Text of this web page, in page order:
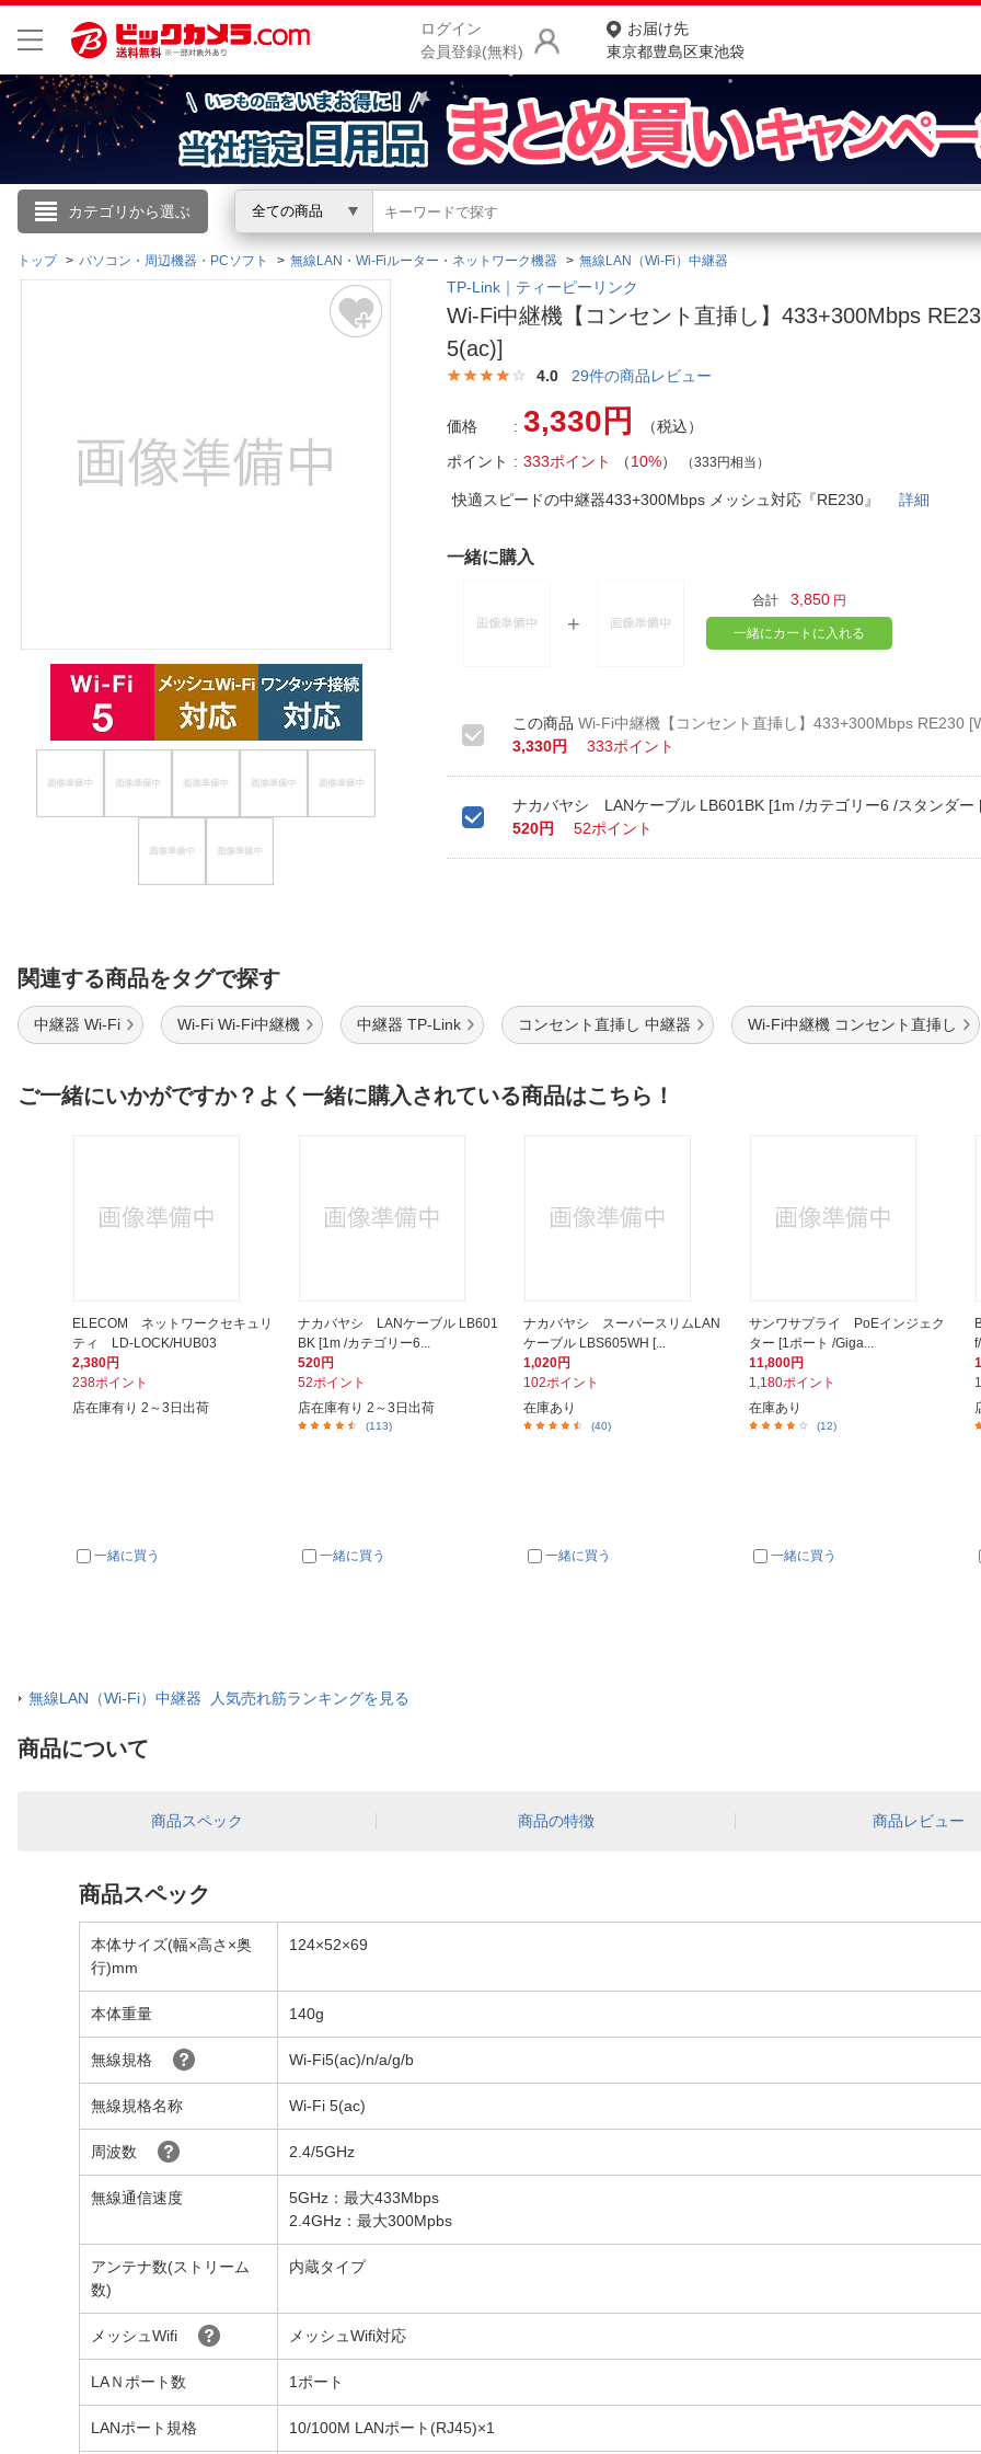
ログイン
会員登録(無料)
お届け先
東京都豊島区東池袋
カテゴリから選ぶ 全ての商品
こんにちは
ログイン
閲覧履歴
商品をさがす
ランキングからさがす
カテゴリ一覧からさがす
お客様サポート
ご利用ガイド
よくある質問・お問合せ
トップ パソコン・周辺機器・PCソフト 無線LAN・Wi-Fiルーター・ネットワーク機器 無線LAN（Wi-Fi）中継器
TP-Link｜ティーピーリンク
Wi-Fi中継機【コンセント直挿し】433+300Mbps
5(ac)]
4.0 29件の商品レビュー
価格 3,330円
（税込）
ポイント
333ポイント （10%） （333円相当）
快適スピードの中継器433+300Mbps メッシュ対応『RE230』詳細
一緒に購入
合計 3,850 円
一緒にカートに入れる
Wi-Fi中継機【コンセント直挿し】433+300Mbps RE230
3,330円
333ポイント
ナカバヤシ LANケーブル LB601BK [1m /カテゴリー6 /スタンダー
520円
52ポイント
関連する商品をタグで探す
中継器 Wi-Fi Wi-Fi Wi-Fi中継機 中継器 TP-Link コンセント直挿し 中継器 Wi-Fi中継機 コンセント直挿し
ご一緒にいかがですか？よく一緒に購入されている商品はこちら！
ELECOM ネットワークセキュリ
ティ LD-LOCK/HUB03
2,380円
238ポイント
店在庫有り 2～3日出荷
一緒に買う
ナカバヤシ LANケーブル LB601
BK [1m /カテゴリー6...
520円
52ポイント
店在庫有り 2～3日出荷
(113)
一緒に買う
ナカバヤシ スーパースリムLAN
ケーブル LBS605WH [...
1,020円
102ポイント
在庫あり
(40)
一緒に買う
サンワサプライ PoEインジェク
ター [1ポート /Giga...
11,800円
1,180ポイント
在庫あり
(12)
一緒に買う
無線LAN（Wi-Fi）中継器 人気売れ筋ランキングを見る
商品について
商品スペック 商品の特徴 商品レビュー
商品スペック
本体サイズ(幅×高さ×奥
行)mm
124×52×69
本体重量 140g
無線規格 Wi-Fi5(ac)/n/a/g/b
無線規格名称 Wi-Fi 5(ac)
周波数 2.4/5GHz
無線通信速度
5GHz：最大433Mbps
2.4GHz：最大300Mpbs
アンテナ数(ストリーム
数)
内蔵タイプ
メッシュWifi メッシュWifi対応
LAＮポート数 1ポート
LANポート規格 10/100M LANポート(RJ45)×1